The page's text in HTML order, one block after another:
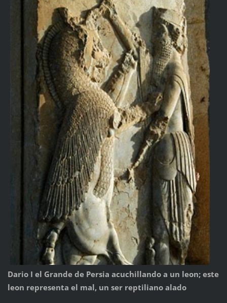
Dario I el Grande de Persia acuchillando a un leon; este
leon representa el mal, un ser reptiliano alado